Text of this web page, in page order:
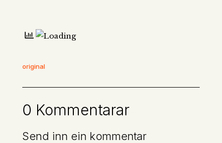
original
0 Kommentarar
Send inn ein kommentar